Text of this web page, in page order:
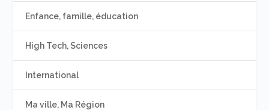
Enfance, famille, éducation
High Tech, Sciences
International
Ma ville, Ma Région